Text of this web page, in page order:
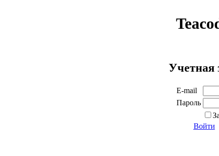
Учетная
E-mail
Пароль
Войти